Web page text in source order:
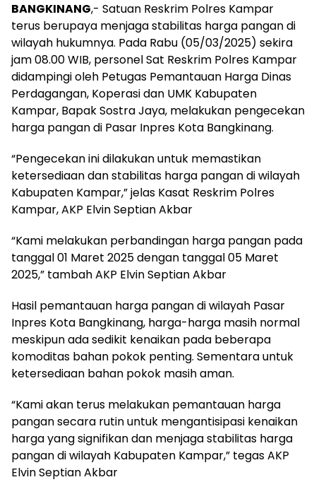
BANGKINANG,- Satuan Reskrim Polres Kampar
terus berupaya menjaga stabilitas harga pangan di
wilayah hukumnya. Pada Rabu (05/03/2025) sekira
jam 08.00 WIB, personel Sat Reskrim Polres Kampar
didampingi oleh Petugas Pemantauan Harga Dinas
Perdagangan, Koperasi dan UMK Kabupaten
Kampar, Bapak Sostra Jaya, melakukan pengecekan
harga pangan di Pasar Inpres Kota Bangkinang.
“Pengecekan ini dilakukan untuk memastikan
ketersediaan dan stabilitas harga pangan di wilayah
Kabupaten Kampar,” jelas Kasat Reskrim Polres
Kampar, AKP Elvin Septian Akbar
“Kami melakukan perbandingan harga pangan pada
tanggal 01 Maret 2025 dengan tanggal 05 Maret
2025,” tambah AKP Elvin Septian Akbar
Hasil pemantauan harga pangan di wilayah Pasar
Inpres Kota Bangkinang, harga-harga masih normal
meskipun ada sedikit kenaikan pada beberapa
komoditas bahan pokok penting. Sementara untuk
ketersediaan bahan pokok masih aman.
“Kami akan terus melakukan pemantauan harga
pangan secara rutin untuk mengantisipasi kenaikan
harga yang signifikan dan menjaga stabilitas harga
pangan di wilayah Kabupaten Kampar,” tegas AKP
Elvin Septian Akbar